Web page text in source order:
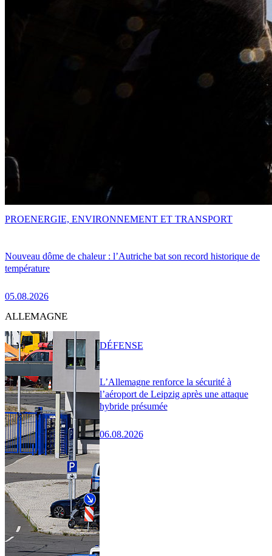
Nouveau dôme de chaleur : l’Autriche bat son record historique de
température
05.08.2026
PROENERGIE, ENVIRONNEMENT ET TRANSPORT
ALLEMAGNE
L’Allemagne renforce la sécurité à
l’aéroport de Leipzig après une attaque
hybride présumée
06.08.2026
DÉFENSE